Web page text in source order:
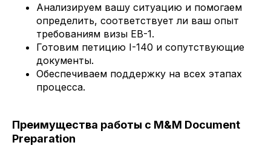
Анализируем вашу ситуацию и помогаем
определить, соответствует ли ваш опыт
требованиям визы EB-1.
Готовим петицию I-140 и сопутствующие
документы.
Обеспечиваем поддержку на всех этапах
процесса.
Преимущества работы с M&M Document
Preparation